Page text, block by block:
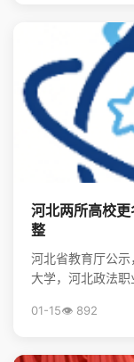
河北两所高校
整
河北省教育厅公
大学，河北政法
01-15👁️ 892